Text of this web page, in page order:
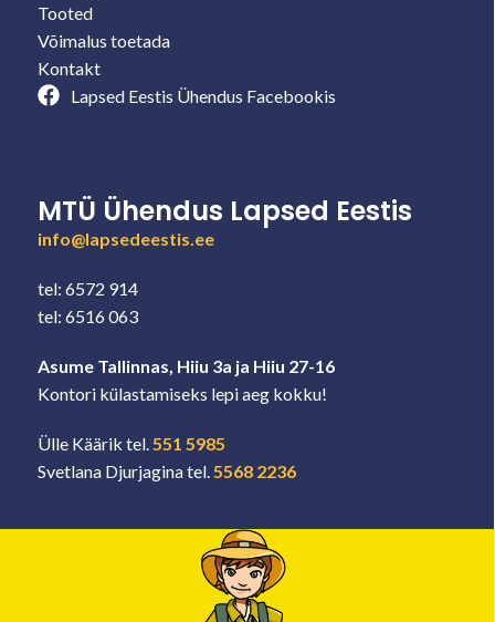
Tooted
Võimalus toetada
Kontakt
Lapsed Eestis Ühendus Facebookis
MTÜ Ühendus Lapsed Eestis
info@lapsedeestis.ee
tel: 6572 914
tel: 6516 063
Asume Tallinnas, Hiiu 3a ja Hiiu 27-16
Kontori külastamiseks lepi aeg kokku!
Ülle Käärik tel.551 5985
Svetlana Djurjagina tel.5568 2236